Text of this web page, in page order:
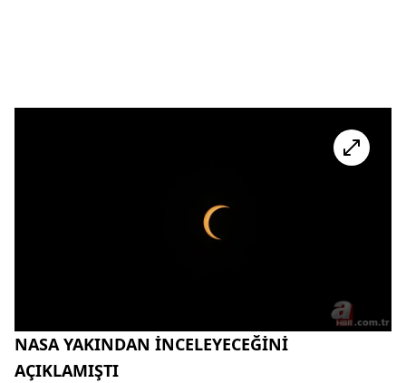
NASA YAKINDAN İNCELEYECEĞİNİ
AÇIKLAMIŞTI